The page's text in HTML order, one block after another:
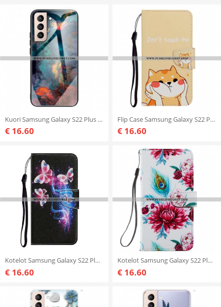
Kuori Samsung Galaxy S22 Plus 5G Sky Karkaistu Lasi
€ 16.60
Flip Case Samsung Galaxy S22 Plus 5G Suojaketju Kuori Kissa Älä Koske Minuun Hihnalla
€ 16.60
Kotelot Samsung Galaxy S22 Plus 5G Taikaperhosia
€ 16.60
Kotelot Samsung Galaxy S22 Plus 5G Voimakkaat Kukat
€ 16.60